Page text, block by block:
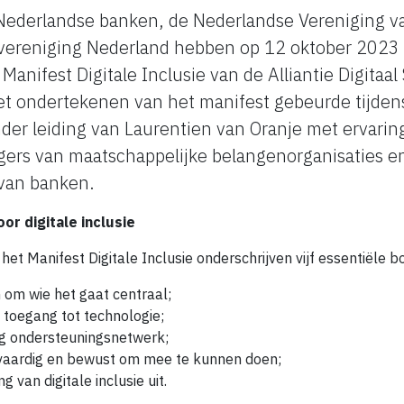
banken, de Nederlandse Vereniging
Nederland hebben op 12 oktober
Digitale Inclusie van de Alliantie Digitaal
ondertekenen van het manifest gebeurde
leiding van Laurentien van Oranje met
van maatschappelijke belangenorganisaties
banken.
digitale inclusie
Manifest Digitale Inclusie onderschrijven vijf essentiële
om wie het gaat centraal;
tot technologie;
ondersteuningsnetwerk;
en bewust om mee te kunnen doen;
van digitale inclusie uit.